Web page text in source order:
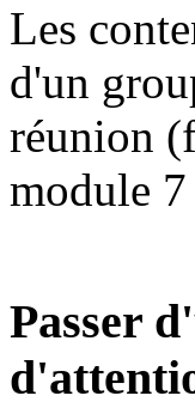
Les
d'un
réunion
module
Passer